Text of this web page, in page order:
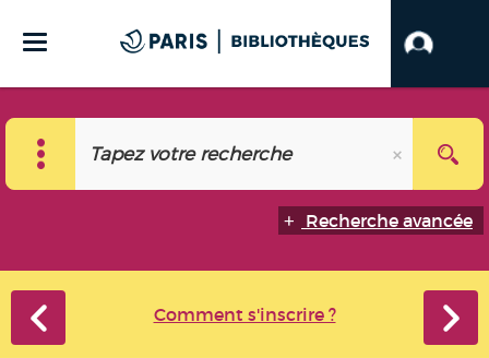
Recherche avancée
Comment s'inscrire ?